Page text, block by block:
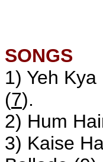
SONGS
1) Yeh
(7).
2) Hum
3) Kaise